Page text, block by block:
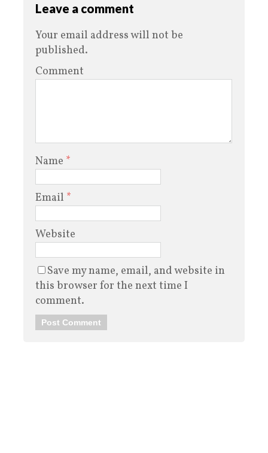
Leave a comment
Your email address will not be
published.
Comment
Name *
Email *
Website
Save my name, email, and website in
this browser for the next time I
comment.